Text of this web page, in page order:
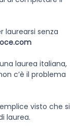
laurearsi senza
laurea italiana,
c’è il problema
visto che si
laurea.